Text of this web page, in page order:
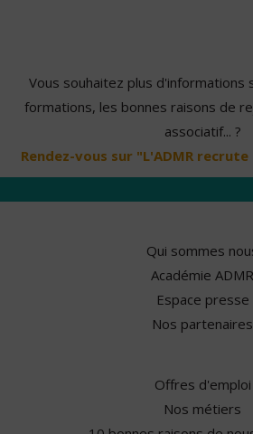
Vous souhaitez plus d'informations
formations, les bonnes raisons de
associatif... ?
Rendez-vous sur "L'ADMR
Qui sommes
Académie ADMR
Espace presse
Nos partenaires
Offres d'emploi
Nos métiers